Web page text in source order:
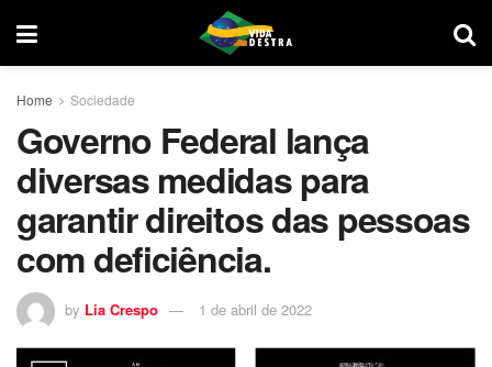
Home Sociedade
Governo Federal lança
diversas medidas para
garantir direitos das pessoas
com deficiência.
by Lia Crespo 1 de abril de 2022